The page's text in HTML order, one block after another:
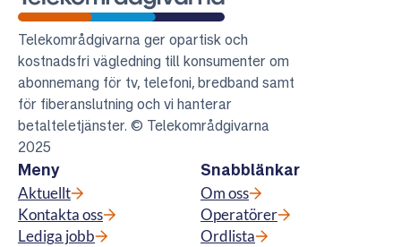
Telekområdgivarna
Telekområdgivarna ger opartisk och
kostnadsfri vägledning till konsumenter om
abonnemang för tv, telefoni, bredband samt
för fiberanslutning och vi hanterar
betalteletjänster. © Telekområdgivarna
2025
Meny
Aktuellt
Kontakta oss
Lediga jobb
Snabblänkar
Om oss
Operatörer
Ordlista